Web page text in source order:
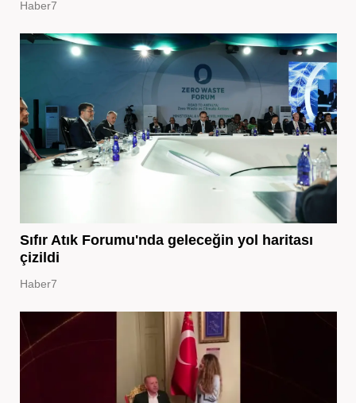
Haber7
Sıfır Atık Forumu'nda geleceğin yol haritası
çizildi
Haber7